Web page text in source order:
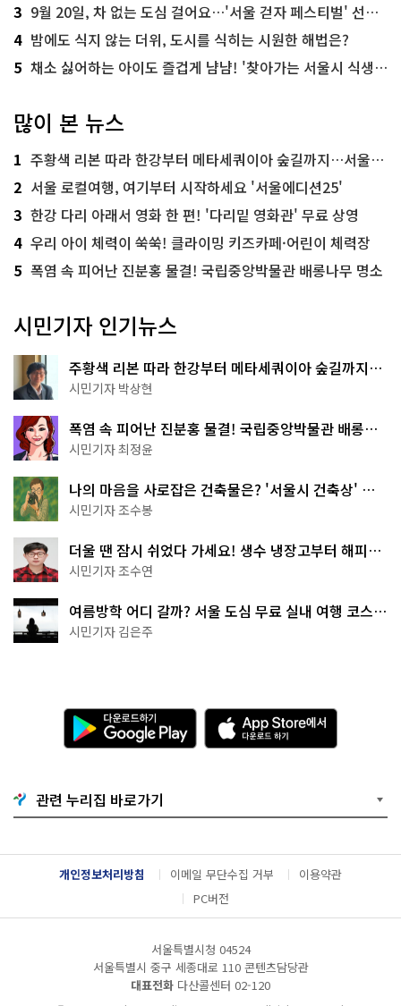
3 9월 20일, 차 없는 도심 걸어요…'서울 걷자 페스티벌' 선착순 5천명
4 밤에도 식지 않는 더위, 도시를 식히는 시원한 해법은?
5 채소 싫어하는 아이도 즐겁게 냠냠! '찾아가는 서울시 식생활 교육' 현장
많이 본 뉴스
1 주황색 리본 따라 한강부터 메타세쿼이아 숲길까지…서울둘레길 15코스
2 서울 로컬여행, 여기부터 시작하세요 '서울에디션25'
3 한강 다리 아래서 영화 한 편! '다리밑 영화관' 무료 상영
4 우리 아이 체력이 쑥쑥! 클라이밍 키즈카페·어린이 체력장
5 폭염 속 피어난 진분홍 물결! 국립중앙박물관 배롱나무 명소
시민기자 인기뉴스
주황색 리본 따라 한강부터 메타세쿼이아 숲길까지…
서울둘레길 15코스
시민기자 박상현
폭염 속 피어난 진분홍 물결! 국립중앙박물관 배롱나
무 명소
시민기자 최정윤
나의 마음을 사로잡은 건축물은? '서울시 건축상' 수
상작 공개!
시민기자 조수봉
더울 땐 잠시 쉬었다 가세요! 생수 냉장고부터 해피소
·무더위쉼터까지
시민기자 조수연
여름방학 어디 갈까? 서울 도심 무료 실내 여행 코스
추천
시민기자 김은주
다
운
로
기
G
o
g
l
e
l
A
p
p
e
서
다
운
드
관련 누리집 바로가기
개인정보처리방침 이메일 무단수집 거부
이용약관
PC버전
서울특별시청 04524
서울특별시 중구 세종대로 110 콘텐츠담당관
대표전화 다산콜센터 02-120